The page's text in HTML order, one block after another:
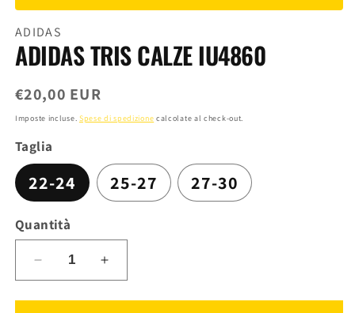
ADIDAS
ADIDAS TRIS CALZE IU4860
Prezzo
di
listino
€20,00 EUR
Imposte incluse. Spese di spedizione calcolate al check-out.
Taglia
22-24 25-27 27-30
Quantità
Diminuisci
quantità
per
Aumenta
quantità
per